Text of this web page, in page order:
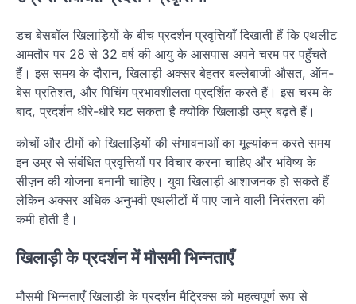
डच बेसबॉल खिलाड़ियों के बीच प्रदर्शन प्रवृत्तियाँ दिखाती हैं कि एथलीट
आमतौर पर 28 से 32 वर्ष की आयु के आसपास अपने चरम पर पहुँचते
हैं। इस समय के दौरान, खिलाड़ी अक्सर बेहतर बल्लेबाजी औसत, ऑन-
बेस प्रतिशत, और पिचिंग प्रभावशीलता प्रदर्शित करते हैं। इस चरम के
बाद, प्रदर्शन धीरे-धीरे घट सकता है क्योंकि खिलाड़ी उम्र बढ़ते हैं।
कोचों और टीमों को खिलाड़ियों की संभावनाओं का मूल्यांकन करते समय
इन उम्र से संबंधित प्रवृत्तियों पर विचार करना चाहिए और भविष्य के
सीज़न की योजना बनानी चाहिए। युवा खिलाड़ी आशाजनक हो सकते हैं
लेकिन अक्सर अधिक अनुभवी एथलीटों में पाए जाने वाली निरंतरता की
कमी होती है।
खिलाड़ी के प्रदर्शन में मौसमी भिन्नताएँ
मौसमी भिन्नताएँ खिलाड़ी के प्रदर्शन मैट्रिक्स को महत्वपूर्ण रूप से